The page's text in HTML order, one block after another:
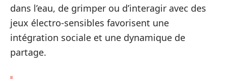
dans l’eau, de grimper ou d’interagir avec des
jeux électro-sensibles favorisent une
intégration sociale et une dynamique de
partage.